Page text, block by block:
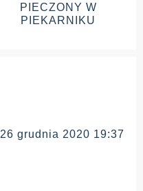
PIECZONY W
PIEKARNIKU
26 grudnia 2020 19:37